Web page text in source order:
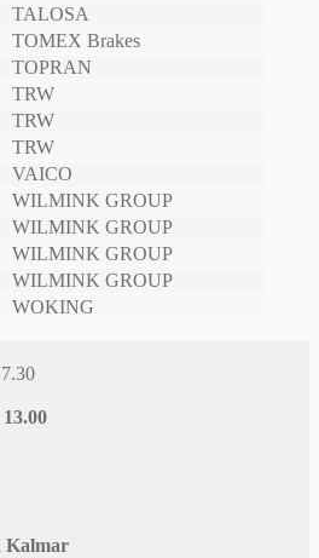
TALOSA
TOMEX Brakes
TOPRAN
TRW
TRW
TRW
VAICO
WILMINK GROUP
WILMINK GROUP
WILMINK GROUP
WILMINK GROUP
WOKING
Kalmar